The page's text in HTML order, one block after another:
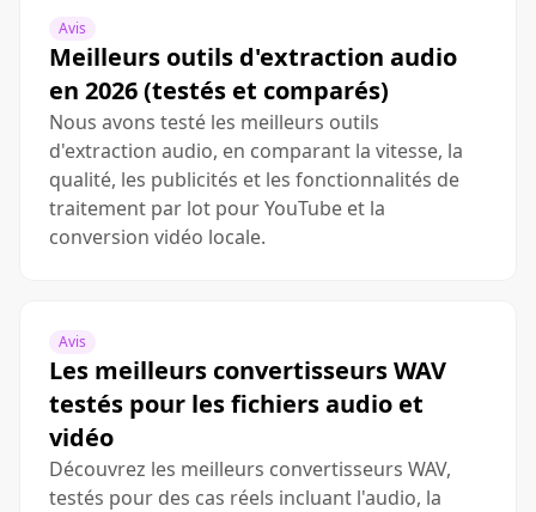
Avis
Meilleurs outils d'extraction audio
en 2026 (testés et comparés)
Nous avons testé les meilleurs outils
d'extraction audio, en comparant la vitesse, la
qualité, les publicités et les fonctionnalités de
traitement par lot pour YouTube et la
conversion vidéo locale.
Avis
Les meilleurs convertisseurs WAV
testés pour les fichiers audio et
vidéo
Découvrez les meilleurs convertisseurs WAV,
testés pour des cas réels incluant l'audio, la